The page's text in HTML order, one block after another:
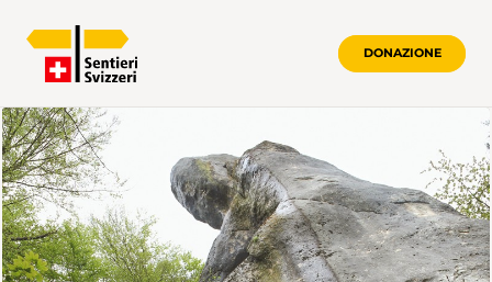
DONAZIONE